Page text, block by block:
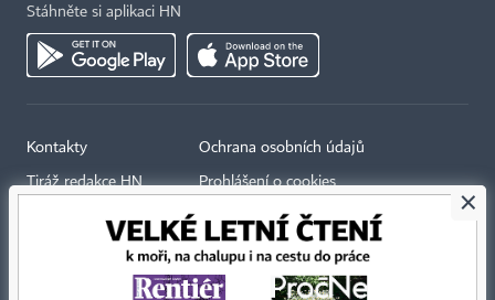
Stáhněte si aplikaci HN
Kontakty
Tiráž redakce HN
Ochrana osobních údajů
Prohlášení o cookies
Nastavení soukromí
Všeobecné smluvní podmínky
×